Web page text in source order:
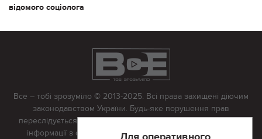
відомого соціолога
Все – тобі зрозуміло © 2013-2025. Всі права захищені діючим
законодавством України. Будь-яке порушення прав
переслідується в судовому порядку. Будь-яке відтворення
інформації з сайту тільки з письмово дозволу редакції.